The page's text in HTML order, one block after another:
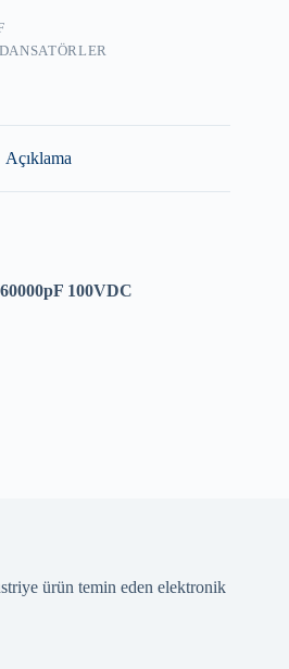
Açıklama
100VDC
ürün temin eden elektronik